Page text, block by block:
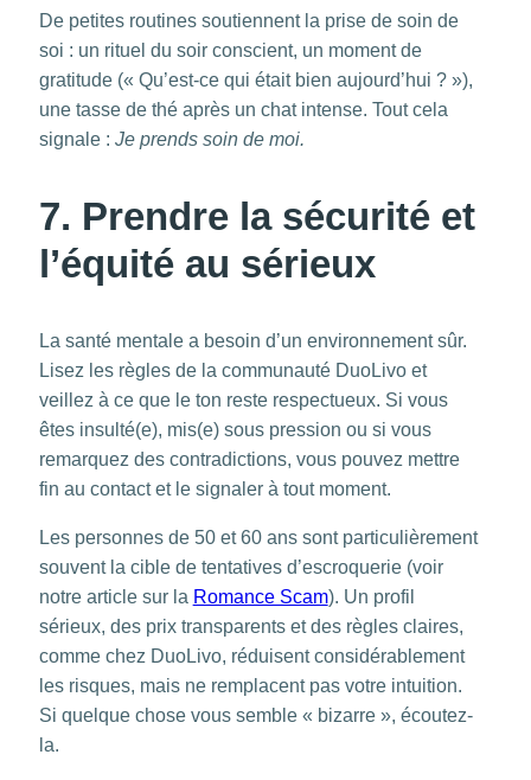
De petites routines soutiennent la prise de soin de
soi : un rituel du soir conscient, un moment de
gratitude (« Qu’est-ce qui était bien aujourd’hui ? »),
une tasse de thé après un chat intense. Tout cela
signale : Je prends soin de moi.
7. Prendre la sécurité et
l’équité au sérieux
La santé mentale a besoin d’un environnement sûr.
Lisez les règles de la communautéDuoLivo et
veillez à ce que le ton reste respectueux. Si vous
êtes insulté(e), mis(e) sous pression ou si vous
remarquez des contradictions, vous pouvez mettre
fin au contact et le signaler à tout moment.
Les personnes de 50 et 60 ans sont particulièrement
souvent la cible de tentatives d’escroquerie (voir
notre article sur la Romance Scam). Un profil
sérieux, des prix transparents et des règles claires,
comme chez DuoLivo, réduisent considérablement
les risques, mais ne remplacent pas votre intuition.
Si quelque chose vous semble « bizarre », écoutez-
la.